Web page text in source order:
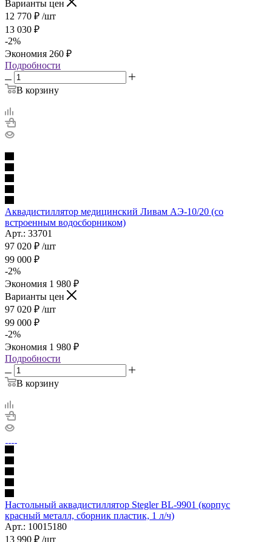
Варианты цен
12 770 ₽ /шт
13 030 ₽
-2%
Экономия 260 ₽
Подробности
В корзину
Аквадистиллятор медицинский Ливам АЭ-10/20 (со
встроенным водосборником)
Арт.: 33701
97 020 ₽ /шт
99 000 ₽
-2%
Экономия 1 980 ₽
Варианты цен
97 020 ₽ /шт
99 000 ₽
-2%
Экономия 1 980 ₽
Подробности
В корзину
Настольный аквадистиллятор Stegler BL-9901 (корпус
красный металл, сборник пластик, 1 л/ч)
Арт.: 10015180
13 990 ₽ /шт